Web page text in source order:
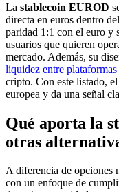
La stablecoin EUROD
directa en euros dentro
paridad 1:1 con el euro y
usuarios que quieren
mercado. Además, su
liquidez entre plataformas
cripto. Con este listado,
europea y da una señal
Qué aporta la
otras
A diferencia de opciones
con un enfoque de